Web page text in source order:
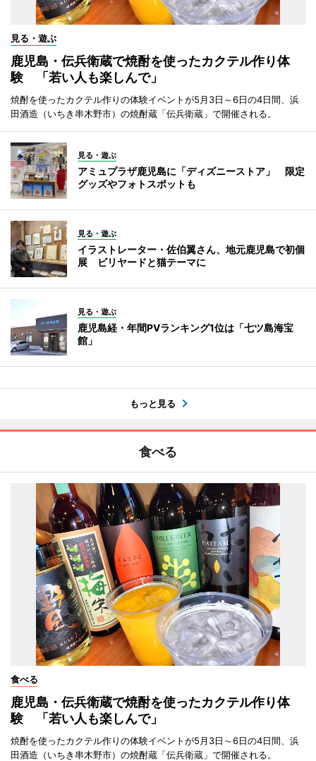
見る・遊ぶ
鹿児島・伝兵衛蔵で焼酎を使ったカクテル作り体
験 「若い人も楽しんで」
焼酎を使ったカクテル作りの体験イベントが5月3日～6日の4日間、浜
田酒造（いちき串木野市）の焼酎蔵「伝兵衛蔵」で開催される。
見る・遊ぶ
アミュプラザ鹿児島に「ディズニーストア」 限定
グッズやフォトスポットも
見る・遊ぶ
イラストレーター・佐伯翼さん、地元鹿児島で初個
展 ビリヤードと猫テーマに
見る・遊ぶ
鹿児島経・年間PVランキング1位は「七ツ島海宝
館」
もっと見る
食べる
食べる
鹿児島・伝兵衛蔵で焼酎を使ったカクテル作り体
験 「若い人も楽しんで」
焼酎を使ったカクテル作りの体験イベントが5月3日～6日の4日間、浜
田酒造（いちき串木野市）の焼酎蔵「伝兵衛蔵」で開催される。